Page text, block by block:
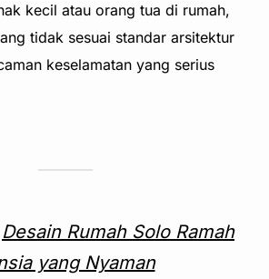
kecil atau orang tua di rumah,
tidak sesuai standar arsitektur
keselamatan yang serius
Desain Rumah Solo Ramah
yang Nyaman